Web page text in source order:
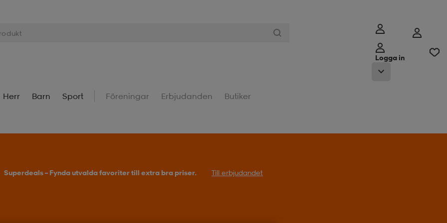
Logga in
Herr Barn Sport Föreningar Erbjudanden Butiker
Superdeals – Fynda utvalda favoriter till extra bra priser. Till erbjudandet